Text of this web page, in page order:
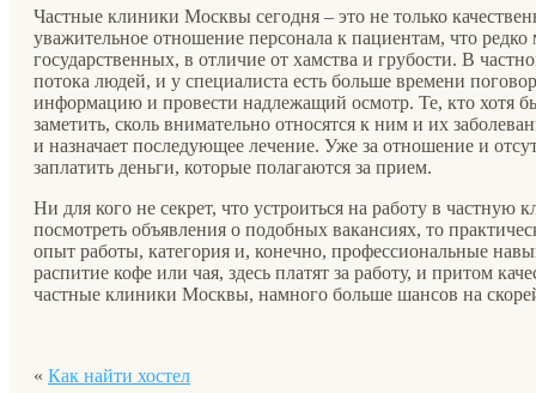
Частные клиники Москвы сегодня – это не только
уважительное отношение персонала к пациентам, что
государственных, в отличие от хамства и грубости. В
потока людей, и у специалиста есть больше времени
информацию и провести надлежащий осмотр. Те, кто хотя
заметить, сколь внимательно относятся к ним и их
и назначает последующее лечение. Уже за отношение и
заплатить деньги, которые полагаются за прием.
Ни для кого не секрет, что устроиться на работу в
посмотреть объявления о подобных вакансиях, то
опыт работы, категория и, конечно, профессиональные
распитие кофе или чая, здесь платят за работу, и притом
частные клиники Москвы, намного больше шансов на
« Как найти хостел